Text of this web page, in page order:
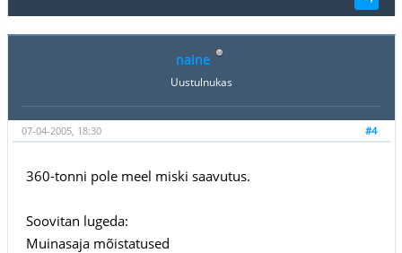
naine
Uustulnukas
#4
07-04-2005, 18:30
360-tonni pole meel miski saavutus.
Soovitan lugeda:
Muinasaja mõistatused